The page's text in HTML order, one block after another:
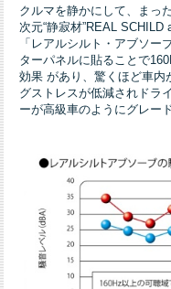
クルマを静かにして、まっ
次元“静寂材”REAL SCHILD
「レアルシルト・アブソー
ターパネルに貼ることで
効果 があり、驚くほど車内
グストレスが低減されドラ
ーが高級車のようにグレー